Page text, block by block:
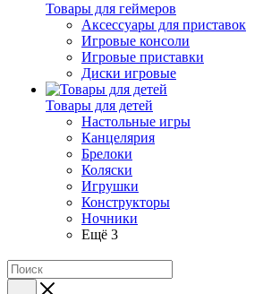
Товары для геймеров
Аксессуары для приставок
Игровые консоли
Игровые приставки
Диски игровые
Товары для детей
Настольные игры
Канцелярия
Брелоки
Коляски
Игрушки
Конструкторы
Ночники
Ещё 3